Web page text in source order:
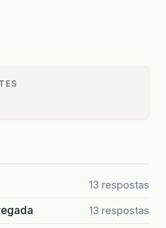
13 respostas
13 respostas